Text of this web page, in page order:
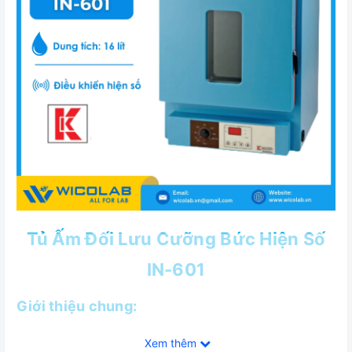
Tủ Ấm Đối Lưu Cưỡng Bức Hiện Số
IN-601
Giới thiệu chung:
Xem thêm